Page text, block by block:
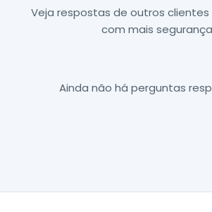
Veja respostas de outros
com mais
Ainda não há perguntas